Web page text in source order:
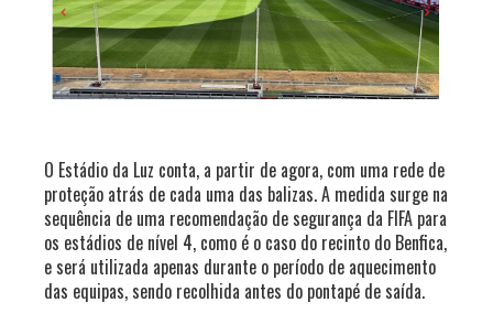
O Estádio da Luz conta, a partir de agora, com uma rede de
proteção atrás de cada uma das balizas. A medida surge na
sequência de uma recomendação de segurança da FIFA para
os estádios de nível 4, como é o caso do recinto do Benfica,
e será utilizada apenas durante o período de aquecimento
das equipas, sendo recolhida antes do pontapé de saída.